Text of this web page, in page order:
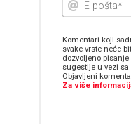
Komentari koji
svake vrste neće
dozvoljeno
sugestije u vezi
Objavljeni
Za više